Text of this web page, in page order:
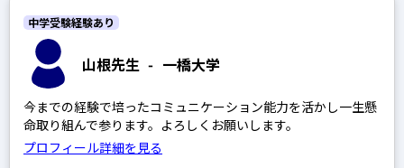
山根先生 - 一橋大学
中学受験経験あり
今までの経験で培ったコミュニケーション能力を活かし一生懸
命取り組んで参ります。よろしくお願いします。
プロフィール詳細を見る